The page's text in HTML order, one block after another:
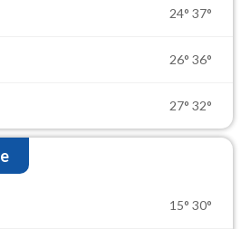
24° 37°
26° 36°
27° 32°
15° 30°